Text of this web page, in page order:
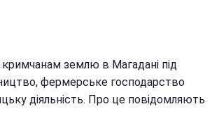
кримчанам землю в Магадані під
фермерське господарство
діяльність. Про це повідомляють